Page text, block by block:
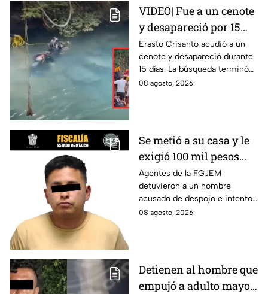
VIDEO| Fue a un cenote
y desapareció por 15
días; así encontraron al
pescador Erasto
Crisanto
Erasto Crisanto acudió a un
cenote y desapareció durante
15 días. La búsqueda terminó
cuando el pescador fue
08 agosto, 2026
Se metió a su casa y le
exigió 100 mil pesos
para devolvérsela; cae
otro por despojo en
Edomex
Agentes de la FGJEM
detuvieron a un hombre
acusado de despojo e intento
de extorsión en el Edomex.
08 agosto, 2026
Detienen al hombre que
empujó a adulto mayor